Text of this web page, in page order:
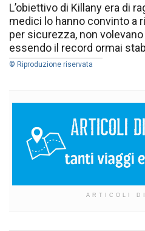
L’obiettivo di Killany era di
medici lo hanno convinto a
per sicurezza, non
essendo il record ormai
© Riproduzione riservata
ARTICOLI